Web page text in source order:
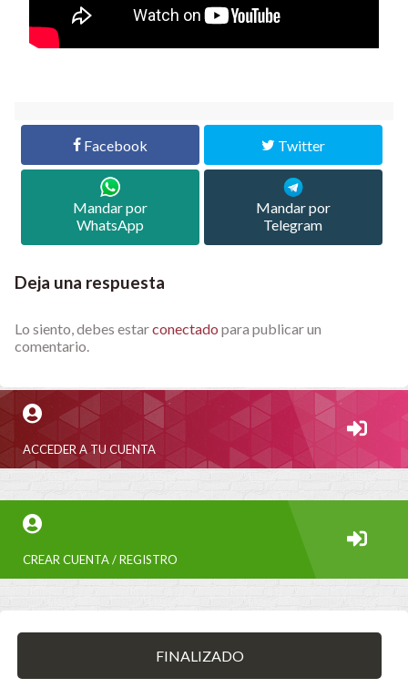
Facebook Twitter
Mandar por
WhatsApp
Mandar por
Telegram
Deja una respuesta
Lo siento, debes estarconectado para publicar un
comentario.
ACCEDER A TU CUENTA
CREAR CUENTA / REGISTRO
FINALIZADO